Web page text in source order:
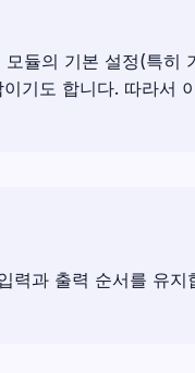
듈의 기본 설정(특히
기도 합니다. 따라서
력과 출력 순서를 유